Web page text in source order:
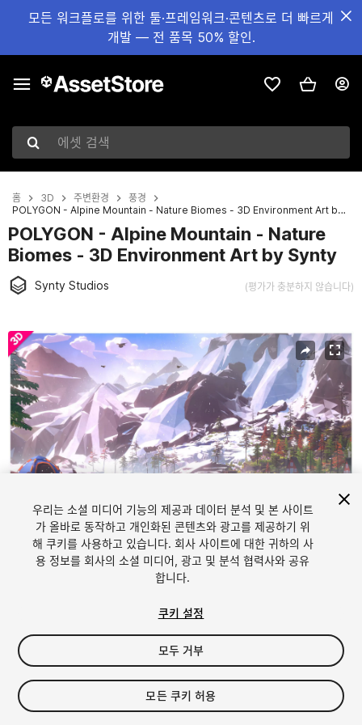
모든 워크플로를 위한 툴·프레임워크·콘텐츠로 더 빠르게
개발 — 전 품목 50% 할인.
에셋 검색
홈 3D 주변환경
풍경
POLYGON - Alpine Mountain - Nature Biomes - 3D Environment Art by Synty
POLYGON - Alpine Mountain - Nature
Biomes - 3D Environment Art by Synty
Synty Studios (평가가 충분하지 않습니다)
현재 슬라이드: 1 / 12
1/12
$54.99
세금/부가세는 결제 시 반영됩니다.
우리는 소셜 미디어 기능의 제공과 데이터 분석 및 본 사이트
가 올바로 동작하고 개인화된 콘텐츠와 광고를 제공하기 위
해 쿠키를 사용하고 있습니다. 회사 사이트에 대한 귀하의 사
용 정보를 회사의 소셜 미디어, 광고 및 분석 협력사와 공유
합니다.
쿠키 설정
모두 거부
모든 쿠키 허용